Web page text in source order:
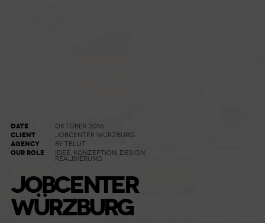
DATE
OKTOBER 2016
CLIENT
JOBCENTER WÜRZBURG
AGENCY
BY TELLIT
OUR ROLE
IDEE, KONZEPTION, DESIGN,
REALISIERUNG
JOBCENTER
WÜRZBURG